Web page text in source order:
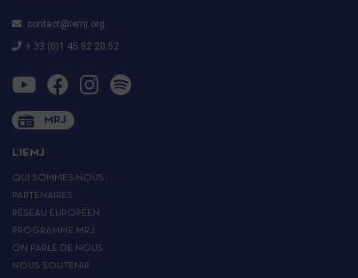
contact@iemj.org
+ 33 (0)1 45 82 20 52
MRJ
L’IEMJ
QUI SOMMES-NOUS
PARTENAIRES
RÉSEAU EUROPÉEN
PROGRAMME MRJ
ON PARLE DE NOUS
NOUS SOUTENIR